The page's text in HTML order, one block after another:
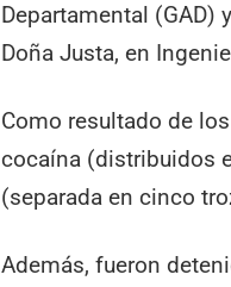
Departamental (GAD)
Doña Justa, en
Como resultado de
cocaína (distribuidos
(separada en cinco
Además, fueron